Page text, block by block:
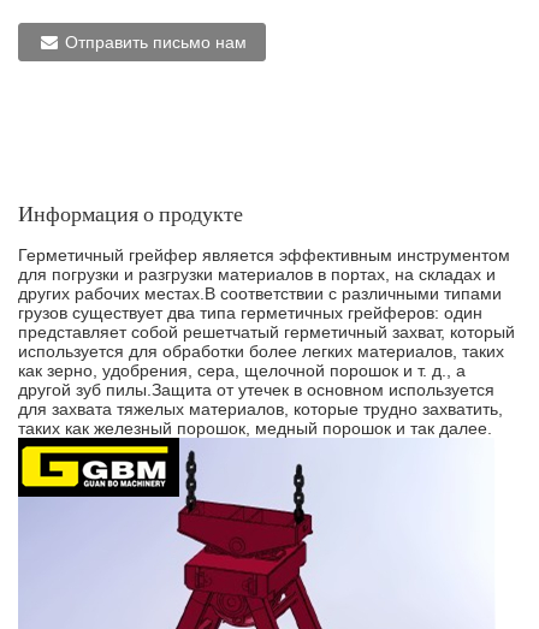
Отправить письмо нам
Информация о продукте
Герметичный грейфер является эффективным инструментом
для погрузки и разгрузки материалов в портах, на складах и
других рабочих местах.В соответствии с различными типами
грузов существует два типа герметичных грейферов: один
представляет собой решетчатый герметичный захват, который
используется для обработки более легких материалов, таких
как зерно, удобрения, сера, щелочной порошок и т. д., а
другой зуб пилы.Защита от утечек в основном используется
для захвата тяжелых материалов, которые трудно захватить,
таких как железный порошок, медный порошок и так далее.